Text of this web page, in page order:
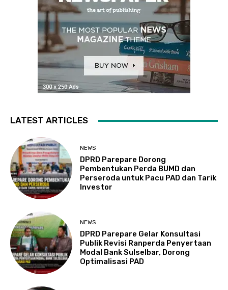
LATEST ARTICLES
NEWS
DPRD Parepare Dorong
Pembentukan Perda BUMD dan
Perseroda untuk Pacu PAD dan Tarik
Investor
NEWS
DPRD Parepare Gelar Konsultasi
Publik Revisi Ranperda Penyertaan
Modal Bank Sulselbar, Dorong
Optimalisasi PAD